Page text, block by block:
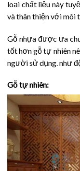
loại chất liệu này
và thân thiện với môi
Gỗ nhựa được ưa
tốt hơn gỗ tự nhiên
người sử dụng. như
Gỗ tự nhiên: